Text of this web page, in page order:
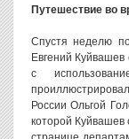
Путешествие во
Спустя неделю
Евгений Куйвашев
с
России Ольгой
которой Куйвашев